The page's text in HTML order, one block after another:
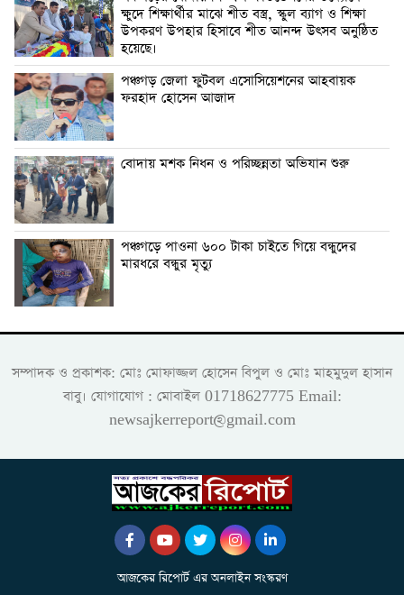
ক্ষুদে শিক্ষার্থীর মাঝে শীত বস্ত্র, স্কুল ব্যাগ ও শিক্ষা
উপকরণ উপহার হিসাবে শীত আনন্দ উৎসব অনুষ্ঠিত
হয়েছে।
পঞ্চগড় জেলা ফুটবল এসোসিয়েশনের আহবায়ক
ফরহাদ হোসেন আজাদ
বোদায় মশক নিধন ও পরিচ্ছন্নতা অভিযান শুরু
পঞ্চগড়ে পাওনা ৬০০ টাকা চাইতে গিয়ে বন্ধুদের
মারধরে বন্ধুর মৃত্যু
সম্পাদক ও প্রকাশক: মোঃ মোফাজ্জল হোসেন বিপুল ও মোঃ মাহমুদুল হাসান
বাবু। যোগাযোগ : মোবাইল 01718627775 Email:
newsajkerreport@gmail.com
আজকের রিপোর্ট এর অনলাইন সংস্করণ